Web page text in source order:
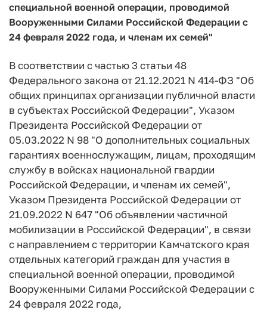
специальной военной операции, проводимой
Вооруженными Силами Российской Федерации с
24 февраля 2022 года, и членам их семей"
В соответствии с частью 3 статьи 48
Федерального закона от 21.12.2021 N 414-ФЗ "Об
общих принципах организации публичной власти
в субъектах Российской Федерации", Указом
Президента Российской Федерации от
05.03.2022 N 98 "О дополнительных социальных
гарантиях военнослужащим, лицам, проходящим
службу в войсках национальной гвардии
Российской Федерации, и членам их семей",
Указом Президента Российской Федерации от
21.09.2022 N 647 "Об объявлении частичной
мобилизации в Российской Федерации", в связи
с направлением с территории Камчатского края
отдельных категорий граждан для участия в
специальной военной операции, проводимой
Вооруженными Силами Российской Федерации с
24 февраля 2022 года,